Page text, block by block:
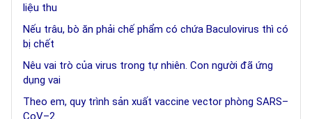
liệu thu
Nếu trâu, bò ăn phải chế phẩm có chứa Baculovirus thì có
bị chết
Nêu vai trò của virus trong tự nhiên. Con người đã ứng
dụng vai
Theo em, quy trình sản xuất vaccine vector phòng SARS–
CoV–2